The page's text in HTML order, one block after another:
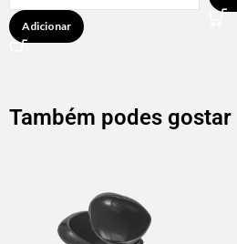
Adicionar
Também podes gostar